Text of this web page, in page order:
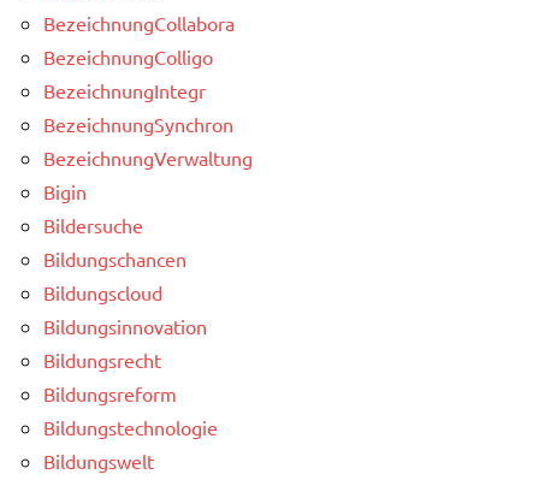
BezeichnungCollabora
BezeichnungColligo
BezeichnungIntegr
BezeichnungSynchron
BezeichnungVerwaltung
Bigin
Bildersuche
Bildungschancen
Bildungscloud
Bildungsinnovation
Bildungsrecht
Bildungsreform
Bildungstechnologie
Bildungswelt